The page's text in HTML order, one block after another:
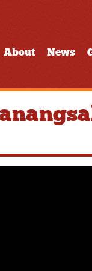
About News